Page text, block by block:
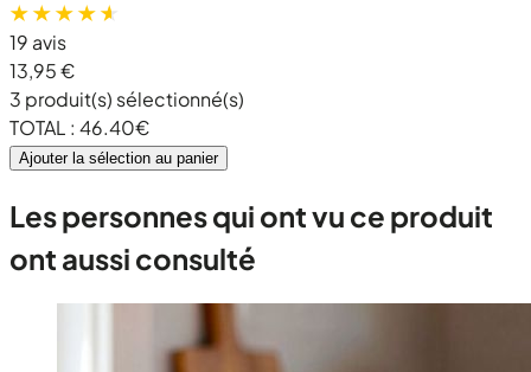
19 avis
13,95 €
3 produit(s) sélectionné(s)
TOTAL : 46.40€
Ajouter la sélection au panier
Les personnes qui ont vu ce produit
ont aussi consulté